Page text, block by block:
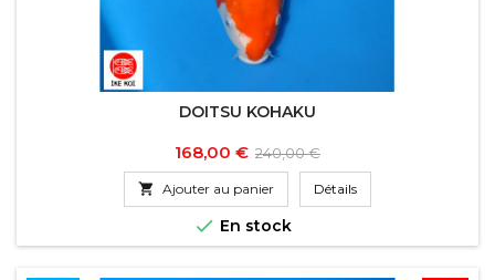
DOITSU KOHAKU
Prix
168,00 € Prix
de
base
240,00 €
 Ajouter au panier Détails
 En stock